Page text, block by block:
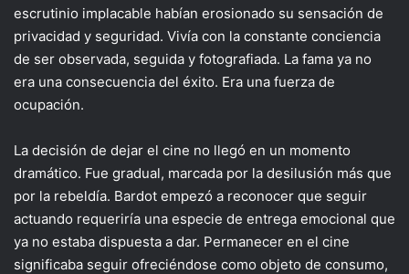
escrutinio implacable habían erosionado su sensación de
privacidad y seguridad. Vivía con la constante conciencia
de ser observada, seguida y fotografiada. La fama ya no
era una consecuencia del éxito. Era una fuerza de
ocupación.
La decisión de dejar el cine no llegó en un momento
dramático. Fue gradual, marcada por la desilusión más que
por la rebeldía. Bardot empezó a reconocer que seguir
actuando requeriría una especie de entrega emocional que
ya no estaba dispuesta a dar. Permanecer en el cine
significaba seguir ofreciéndose como objeto de consumo,